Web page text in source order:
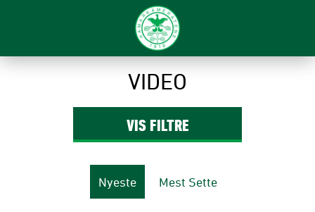
VIDEO
Nyeste Mest Sette
VISFILTRE